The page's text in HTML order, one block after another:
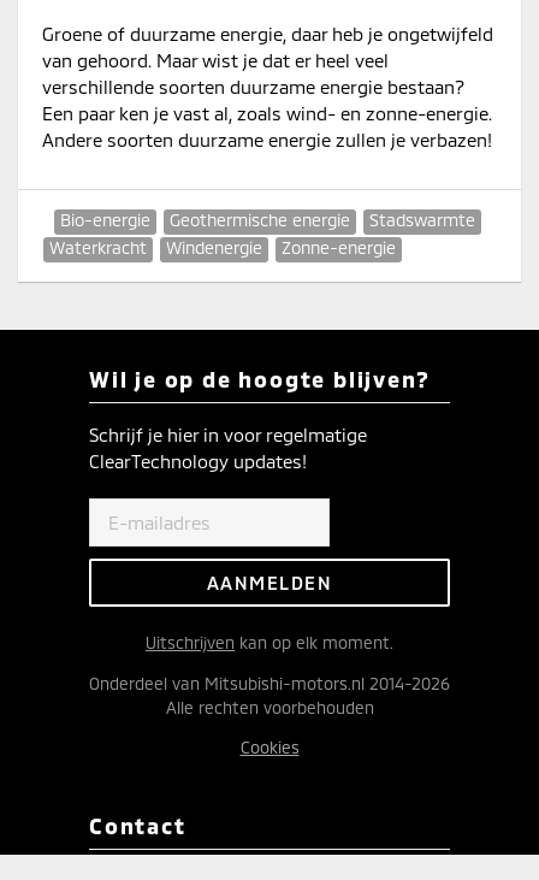
Groene of duurzame energie, daar heb je ongetwijfeld
van gehoord. Maar wist je dat er heel veel
verschillende soorten duurzame energie bestaan?
Een paar ken je vast al, zoals wind- en zonne-energie.
Andere soorten duurzame energie zullen je verbazen!
Bio-energie Geothermische energie
Stadswarmte
Waterkracht
Windenergie Zonne-energie
Wil je op de hoogte blijven?
Schrijf je hier in voor regelmatige
ClearTechnology updates!
Uitschrijven kan op elk moment.
Onderdeel van Mitsubishi-motors.nl 2014-2026
Alle rechten voorbehouden
Cookies
Contact